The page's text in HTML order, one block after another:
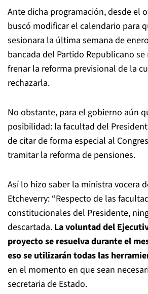
Ante dicha programación, desde el
buscó modificar el calendario para
sesionara la última semana de
bancada del Partido Republicano
frenar la reforma previsional de la
rechazarla.
No obstante, para el gobierno aún
posibilidad: la facultad del
de citar de forma especial al
tramitar la reforma de pensiones.
Así lo hizo saber la ministra vocera
Etcheverry: “Respecto de las
constitucionales del Presidente,
descartada. La voluntad del
proyecto se resuelva durante el
eso se utilizarán todas las
en el momento en que sean
secretaria de Estado.